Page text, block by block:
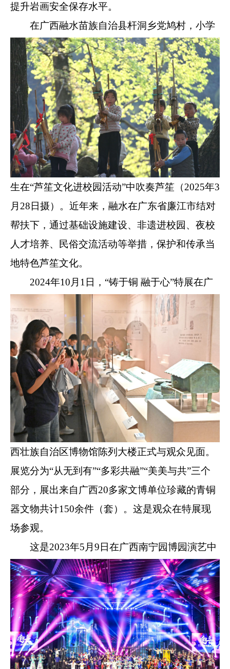
提升岩画安全保存水平。
在广西融水苗族自治县杆洞乡党鸠村，小学
生在“芦笙文化进校园活动”中吹奏芦笙（2025年3
月28日摄）。近年来，融水在广东省廉江市结对
帮扶下，通过基础设施建设、非遗进校园、夜校
人才培养、民俗交流活动等举措，保护和传承当
地特色芦笙文化。
2024年10月1日，“铸于铜 融于心”特展在广
西壮族自治区博物馆陈列大楼正式与观众见面。
展览分为“从无到有”“多彩共融”“美美与共”三个
部分，展出来自广西20多家文博单位珍藏的青铜
器文物共计150余件（套）。这是观众在特展现
场参观。
这是2023年5月9日在广西南宁园博园演艺中